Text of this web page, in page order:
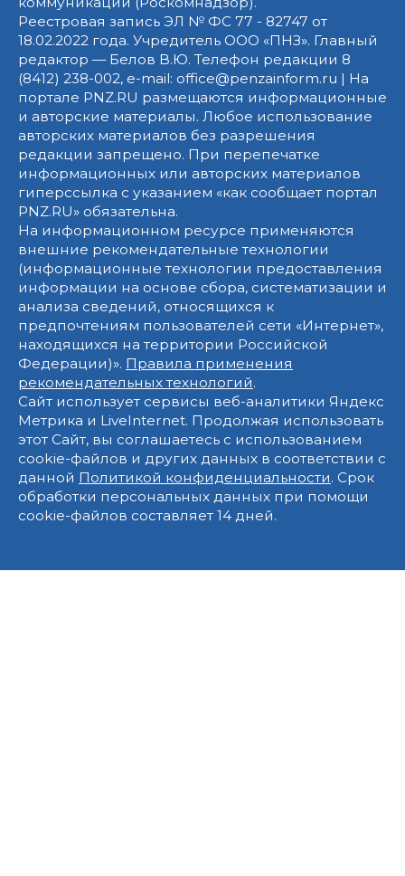
Реестровая запись ЭЛ № ФС 77 - 82747 от
18.02.2022 года. Учредитель ООО «ПНЗ». Главный
редактор — Белов В.Ю. Телефон редакции 8
(8412) 238-002, e-mail: office@penzainform.ru | На
портале PNZ.RU размещаются информационные
и авторские материалы. Любое использование
авторских материалов без разрешения
редакции запрещено. При перепечатке
информационных или авторских материалов
гиперссылка с указанием «как сообщает портал
PNZ.RU» обязательна.
На информационном ресурсе применяются
внешние рекомендательные технологии
(информационные технологии предоставления
информации на основе сбора, систематизации и
анализа сведений, относящихся к
предпочтениям пользователей сети «Интернет»,
находящихся на территории Российской
Федерации)». Правила применения
рекомендательных технологий.
Сайт использует сервисы веб-аналитики Яндекс
Метрика и LiveInternet. Продолжая использовать
этот Сайт, вы соглашаетесь с использованием
cookie-файлов и других данных в соответствии с
данной Политикой конфиденциальности. Срок
обработки персональных данных при помощи
cookie-файлов составляет 14 дней.